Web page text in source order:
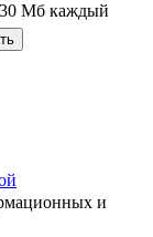
30 Мб каждый
и